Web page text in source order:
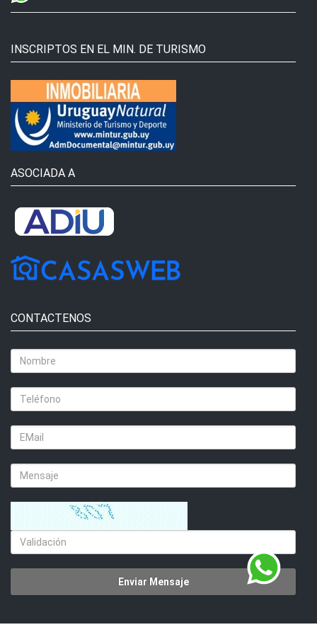
INSCRIPTOS EN EL MIN. DE TURISMO
ASOCIADA A
CONTACTENOS